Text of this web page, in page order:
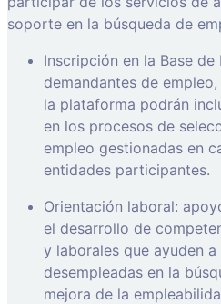
soporte en la búsqueda de
Inscripción en la Base
demandantes de
la plataforma podrán
en los procesos de
empleo gestionadas en
entidades participantes.
Orientación laboral:
el desarrollo de
y laborales que ayuden a
desempleadas en la
mejora de la